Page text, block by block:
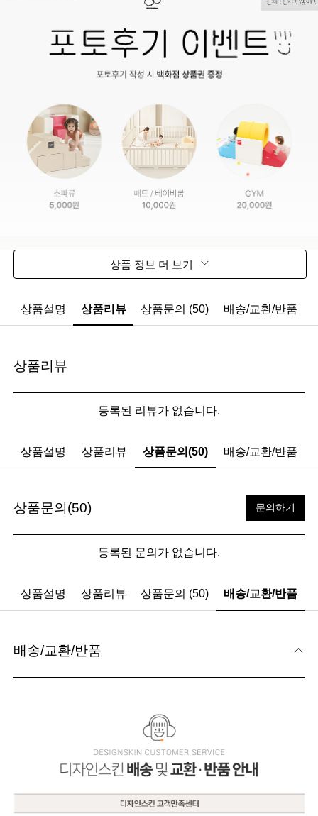
상품 정보 더 보기
상품설명 상품리뷰 상품문의 (50) 배송/교환/반품
상품리뷰
등록된 리뷰가 없습니다.
상품설명 상품리뷰 상품문의(50) 배송/교환/반품
상품문의(50) 문의하기
등록된 문의가 없습니다.
상품설명 상품리뷰 상품문의 (50) 배송/교환/반품
배송/교환/반품